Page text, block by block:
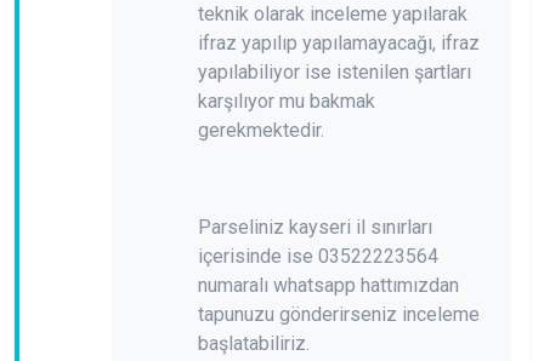
teknik olarak inceleme yapılarak
ifraz yapılıp yapılamayacağı, ifraz
yapılabiliyor ise istenilen şartları
karşılıyor mu bakmak
gerekmektedir.
Parseliniz kayseri il sınırları
içerisinde ise 03522223564
numaralı whatsapp hattımızdan
tapunuzu gönderirseniz inceleme
başlatabiliriz.